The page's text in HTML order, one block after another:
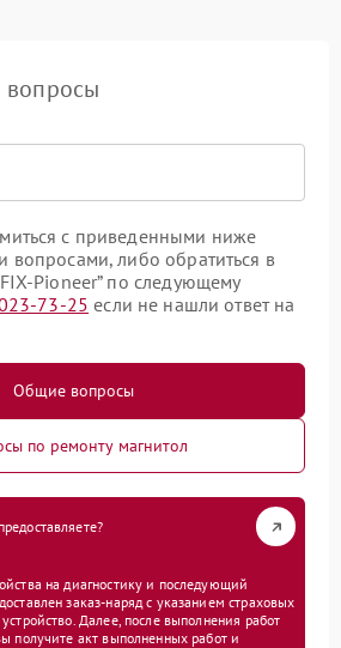
вопросы
с приведенными ниже
вопросами, либо обратиться в
Pioneer” по следующему
73-25 если не нашли ответ на
Общие вопросы
по ремонту магнитол
на диагностику и последующий
заказ-наряд с указанием страховых
Далее, после выполнения работ
получите акт выполненных работ и